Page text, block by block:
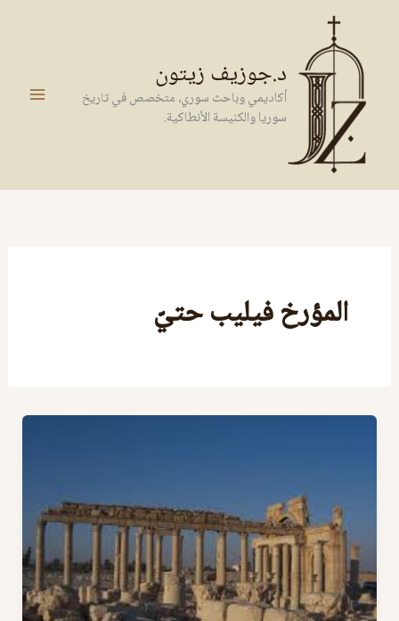
المحتوى
د.جوزيف زيتون
أكاديمي وباحث سوري، متخصص في تاريخ
سوريا والكنيسة الأنطاكية.
المؤرخ فيليب حتيّ